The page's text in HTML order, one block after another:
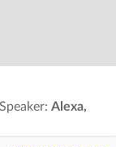
Alexa,